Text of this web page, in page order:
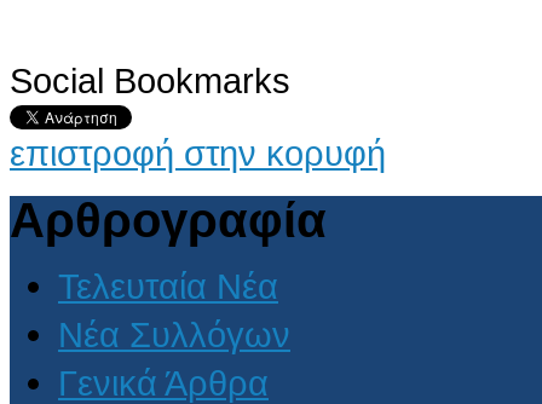
Social Bookmarks
επιστροφή στην κορυφή
Αρθρογραφία
Τελευταία Νέα
Νέα Συλλόγων
Γενικά Άρθρα